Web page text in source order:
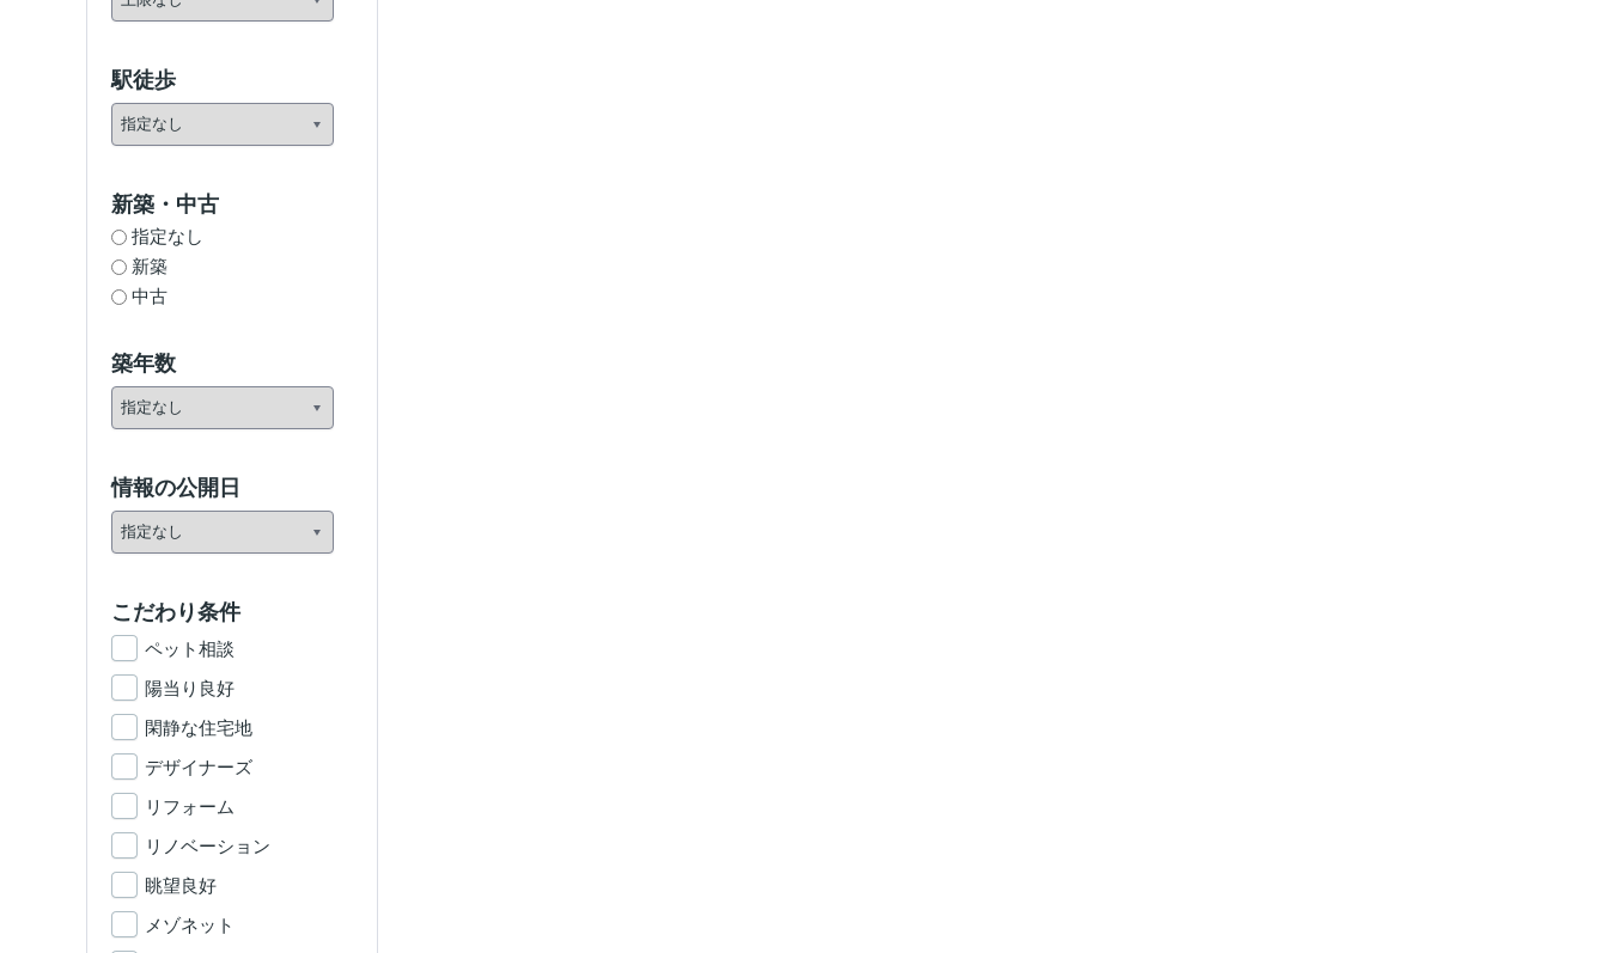
駅徒歩
新築・中古
指定なし
新築
中古
築年数
情報の公開日
こだわり条件
ペット相談
陽当り良好
閑静な住宅地
デザイナーズ
リフォーム
リノベーション
眺望良好
メゾネット